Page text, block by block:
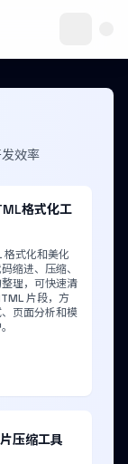
效率
格式化工
格式化和美化
缩进、压缩、
理，可快速清
片段，方
页面分析和模
压缩工具